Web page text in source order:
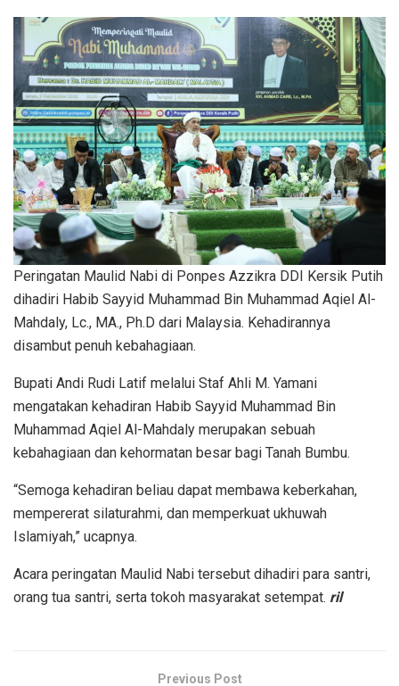
Peringatan Maulid Nabi di Ponpes Azzikra DDI Kersik Putih
dihadiri Habib Sayyid Muhammad Bin Muhammad Aqiel Al-
Mahdaly, Lc., MA., Ph.D dari Malaysia. Kehadirannya
disambut penuh kebahagiaan.
Bupati Andi Rudi Latif melalui Staf Ahli M. Yamani
mengatakan kehadiran Habib Sayyid Muhammad Bin
Muhammad Aqiel Al-Mahdaly merupakan sebuah
kebahagiaan dan kehormatan besar bagi Tanah Bumbu.
“Semoga kehadiran beliau dapat membawa keberkahan,
mempererat silaturahmi, dan memperkuat ukhuwah
Islamiyah,” ucapnya.
Acara peringatan Maulid Nabi tersebut dihadiri para santri,
orang tua santri, serta tokoh masyarakat setempat. ril
Previous Post